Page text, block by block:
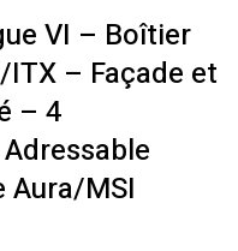
VI – Boîtier
ITX – Façade et
– 4
MSI